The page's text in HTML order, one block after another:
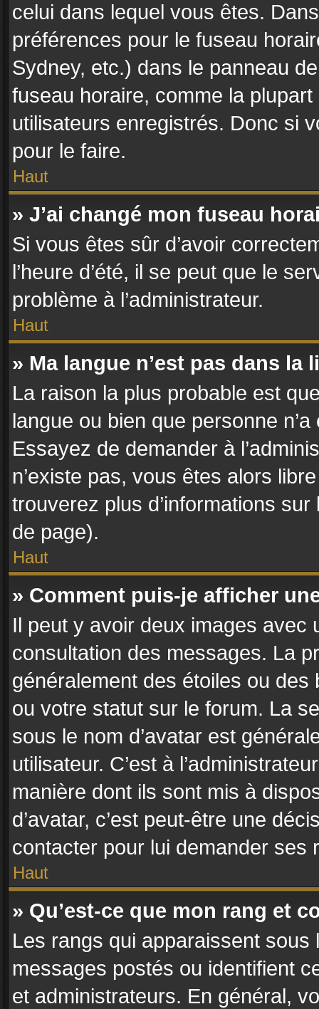
celui dans lequel vous êtes.
préférences pour le fuseau
Sydney, etc.) dans le panneau
fuseau horaire, comme la plupart
utilisateurs enregistrés. Donc si
pour le faire.
Haut
» J’ai changé mon fuseau
Si vous êtes sûr d’avoir
l’heure d’été, il se peut que le
problème à l’administrateur.
Haut
» Ma langue n’est pas dans la
La raison la plus probable est
langue ou bien que personne
Essayez de demander à
n’existe pas, vous êtes alors
trouverez plus d’informations
de page).
Haut
» Comment puis-je afficher
Il peut y avoir deux images avec
consultation des messages. La
généralement des étoiles ou
ou votre statut sur le forum. La
sous le nom d’avatar est
utilisateur. C’est à
manière dont ils sont mis à
d’avatar, c’est peut-être une
contacter pour lui demander ses
Haut
» Qu’est-ce que mon rang et
Les rangs qui apparaissent sous
messages postés ou identifient
et administrateurs. En général,